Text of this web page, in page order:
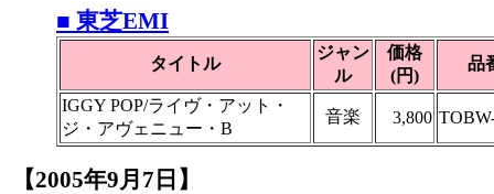
■ 東芝EMI
タイトル
ジャン
ル
価格
(円)
品
IGGY POP/ライヴ・アット・
ジ・アヴェニュー・B
音楽 3,800
【2005年9月7日】